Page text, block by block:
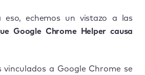
eso, echemos un vistazo a las
Google Chrome Helper causa
vinculados a Google Chrome se